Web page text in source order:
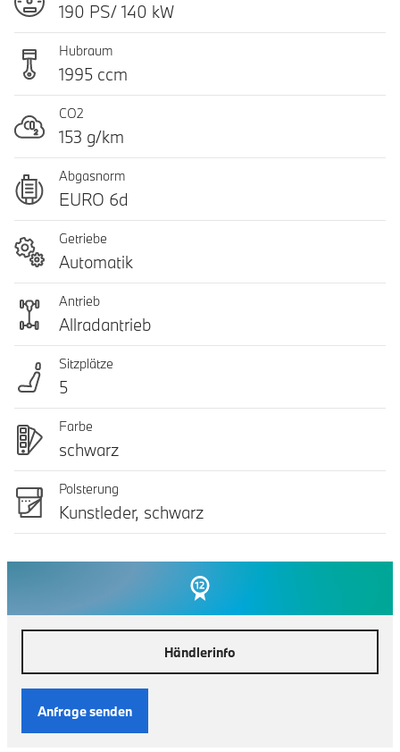
190 PS/ 140 kW
Hubraum
1995 ccm
CO2
153 g/km
Abgasnorm
EURO 6d
Getriebe
Automatik
Antrieb
Allradantrieb
Sitzplätze
5
Farbe
schwarz
Polsterung
Kunstleder, schwarz
Händlerinfo
Anfrage senden